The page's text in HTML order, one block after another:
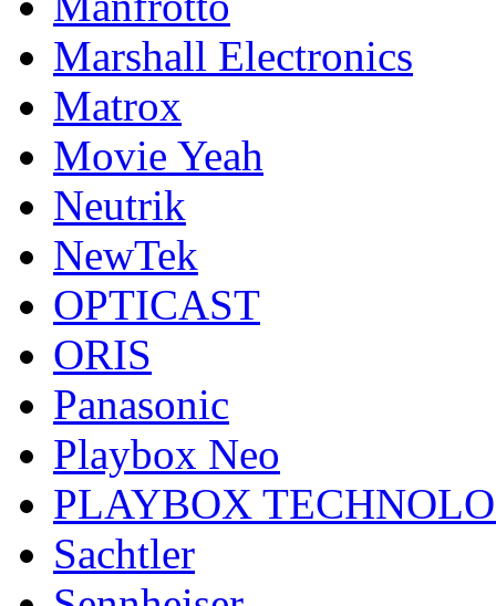
Marshall Electronics
Matrox
Movie Yeah
Neutrik
NewTek
OPTICAST
ORIS
Panasonic
Playbox Neo
PLAYBOX
Sachtler